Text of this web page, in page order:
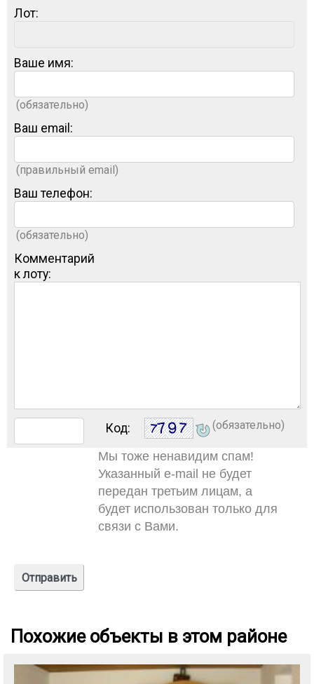
Лот:
Ваше имя:
(обязательно)
Ваш email:
(правильный email)
Ваш телефон:
(обязательно)
Комментарий
к лоту:
Код: (обязательно)
Мы тоже ненавидим спам!
Указанный e-mail не будет
передан третьим лицам, а
будет использован только для
связи с Вами.
Похожие объекты в этом районе